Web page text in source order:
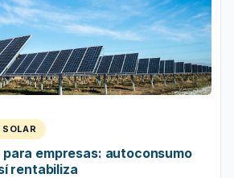
para empresas: autoconsumo
rentabiliza